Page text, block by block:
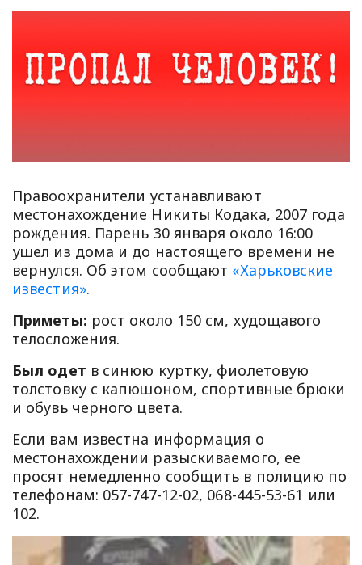
Правоохранители устанавливают
местонахождение Никиты Кодака, 2007 года
рождения. Парень 30 января около 16:00
ушел из дома и до настоящего времени не
вернулся. Об этом сообщают «Харьковские
известия».
Приметы: рост около 150 см, худощавого
телосложения.
Был одет в синюю куртку, фиолетовую
толстовку с капюшоном, спортивные брюки
и обувь черного цвета.
Если вам известна информация о
местонахождении разыскиваемого, ее
просят немедленно сообщить в полицию по
телефонам: 057-747-12-02, 068-445-53-61 или
102.